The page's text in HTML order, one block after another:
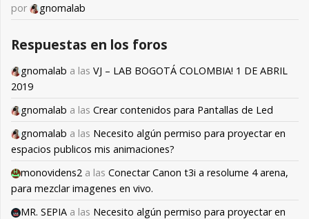
por
gnomalab
Respuestas en los foros
gnomalab a las VJ – LAB BOGOTÁ COLOMBIA! 1 DE ABRIL
2019
gnomalab a las Crear contenidos para Pantallas de Led
gnomalab a las Necesito algún permiso para proyectar en
espacios publicos mis animaciones?
monovidens2 a las Conectar Canon t3i a resolume 4 arena,
para mezclar imagenes en vivo.
MR. SEPIA a las Necesito algún permiso para proyectar en